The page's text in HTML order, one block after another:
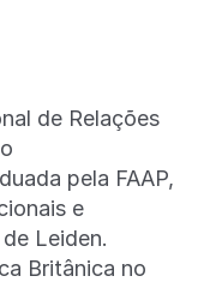
de Relações
pela FAAP,
e
Leiden.
Britânica no